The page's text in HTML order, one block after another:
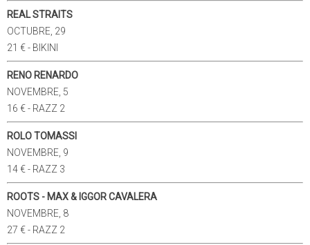
REAL STRAITS
OCTUBRE, 29
21 € - BIKINI
RENO RENARDO
NOVEMBRE, 5
16 € - RAZZ 2
ROLO TOMASSI
NOVEMBRE, 9
14 € - RAZZ 3
ROOTS - MAX & IGGOR CAVALERA
NOVEMBRE, 8
27 € - RAZZ 2